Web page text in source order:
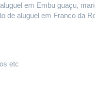
em Embu guaçu,
de aluguel em Franco da
etc